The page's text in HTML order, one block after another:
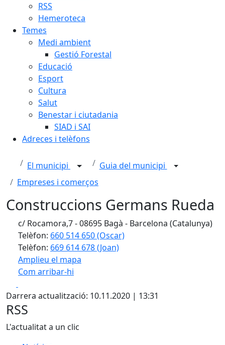
RSS
Hemeroteca
Temes
Medi ambient
Gestió Forestal
Educació
Esport
Cultura
Salut
Benestar i ciutadania
SIAD i SAI
Adreces i telèfons
El municipi
Guia del municipi
Empreses i comerços
Construccions Germans Rueda
c/ Rocamora,7 - 08695 Bagà - Barcelona (Catalunya)
Telèfon: 660 514 650 (Oscar)
Telèfon: 669 614 678 (Joan)
Amplieu el mapa
Com arribar-hi
+
−
Darrera actualització: 10.11.2020 | 13:31
RSS
L'actualitat a un clic